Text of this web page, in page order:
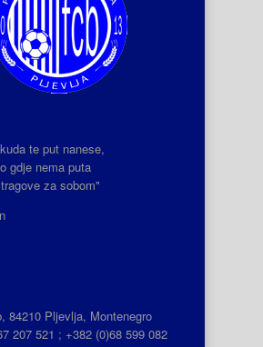
te put nanese,
gdje nema puta
za sobom"
84210 Pljevlja, Montenegro
207 521 ; +382 (0)68 599 082